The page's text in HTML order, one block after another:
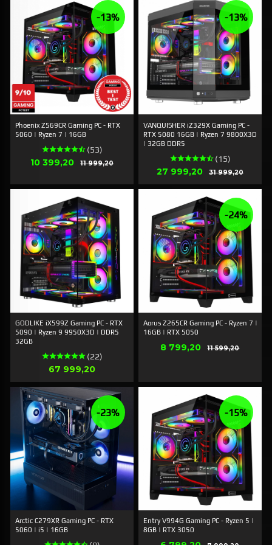
Phoenix Z569CR Gaming PC - RTX
5060 | Ryzen 7 | 16GB
(53)
Erbjudande
10 399,20 11 999,20Rabatt
-13%
VANQUISHER iZ329X Gaming PC -
RTX 5080 16GB | Ryzen 7 9800X3D
| 32GB DDR5
(15)
Erbjudande
27 999,20 31 999,20Rabatt
-13%
GODLIKE iX599Z Gaming PC - RTX
5090 | Ryzen 9 9950X3D | DDR5
32GB
(22)
Pris
67 999,20
Aorus Z265CR Gaming PC - Ryzen 7 |
16GB | RTX 5050
Erbjudande
8 799,20 11 599,20Rabatt
-24%
Arctic C279XR Gaming PC - RTX
5060 | i5 | 16GB
-23%
Entry V994G Gaming PC - Ryzen 5 |
8GB | RTX 3050
-15%